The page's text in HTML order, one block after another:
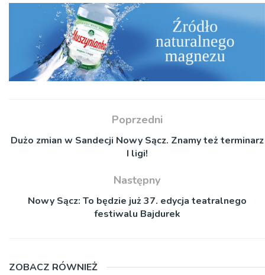
Poprzedni
Dużo zmian w Sandecji Nowy Sącz. Znamy też terminarz
I ligi!
Następny
Nowy Sącz: To będzie już 37. edycja teatralnego
festiwalu Bajdurek
ZOBACZ RÓWNIEŻ